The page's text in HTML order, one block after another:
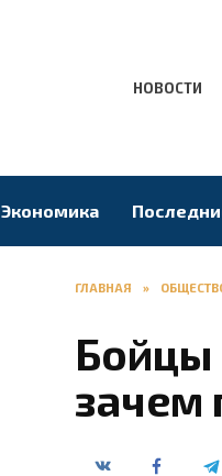
НОВОСТИ
Экономика
ГЛАВНАЯ »
Бойцы
зачем